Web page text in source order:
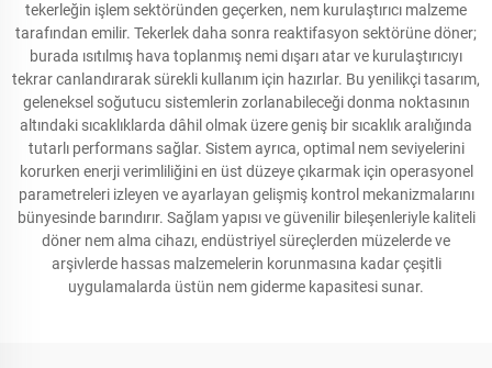
tekerleğin işlem sektöründen geçerken, nem kurulaştırıcı malzeme
tarafından emilir. Tekerlek daha sonra reaktifasyon sektörüne döner;
burada ısıtılmış hava toplanmış nemi dışarı atar ve kurulaştırıcıyı
tekrar canlandırarak sürekli kullanım için hazırlar. Bu yenilikçi tasarım,
geleneksel soğutucu sistemlerin zorlanabileceği donma noktasının
altındaki sıcaklıklarda dâhil olmak üzere geniş bir sıcaklık aralığında
tutarlı performans sağlar. Sistem ayrıca, optimal nem seviyelerini
korurken enerji verimliliğini en üst düzeye çıkarmak için operasyonel
parametreleri izleyen ve ayarlayan gelişmiş kontrol mekanizmalarını
bünyesinde barındırır. Sağlam yapısı ve güvenilir bileşenleriyle kaliteli
döner nem alma cihazı, endüstriyel süreçlerden müzelerde ve
arşivlerde hassas malzemelerin korunmasına kadar çeşitli
uygulamalarda üstün nem giderme kapasitesi sunar.